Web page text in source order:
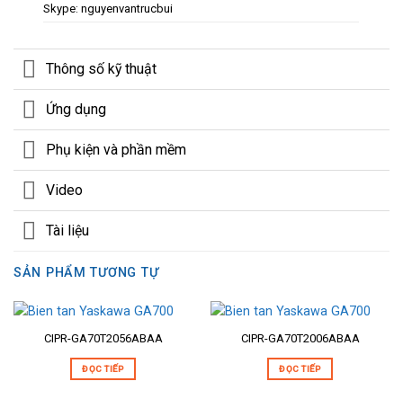
Skype: nguyenvantrucbui
Thông số kỹ thuật
Ứng dụng
Phụ kiện và phần mềm
Video
Tài liệu
SẢN PHẨM TƯƠNG TỰ
CIPR-GA70T2056ABAA
ĐỌC TIẾP
CIPR-GA70T2006ABAA
ĐỌC TIẾP